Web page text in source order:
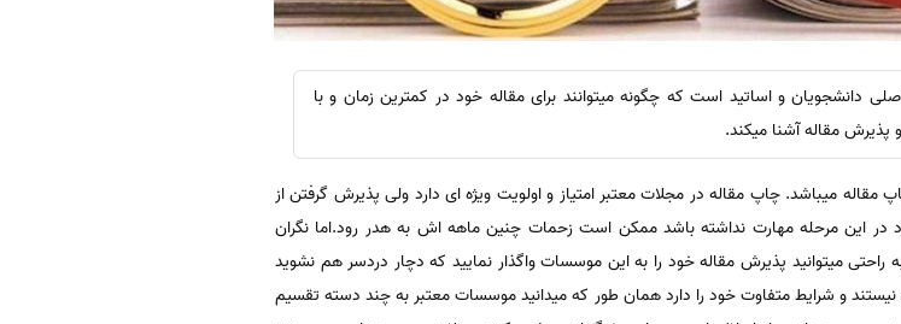
دانشجویان و اساتید است که چگونه میتوانند برای مقاله خود در کمترین زمان و با
مقاله آشنا میکند.
میباشد. چاپ مقاله در مجلات معتبر امتیاز و اولویت ویژه ای دارد ولی پذیرش گرفتن از
در این مرحله مهارت نداشته باشد ممکن است زحمات چنین ماهه اش به هدر رود.اما نگران
راحتی میتوانید پذیرش مقاله خود را به این موسسات واگذار نمایید که دچار دردسر هم نشوید
و شرایط متفاوت خود را دارد همان طور که میدانید موسسات معتبر به چند دسته تقسیم